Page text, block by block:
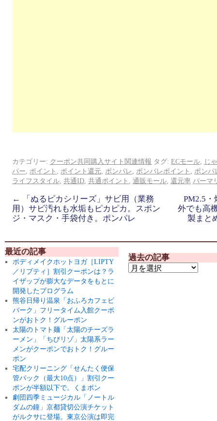
カテゴリー: クーポン共同購入サイト関連情報 タグ: ECモール
じ
パー
ポイント ポイント還元 ポンパレ ポンパレポイント
ポンパ
ライフスタイル 共通ID 共通ポイント 通販モール 還元率 パーマ
←
「ぬるピカシリーズ」サビ用（業務
用）サビ汚れも水垢もピカピカ。スポン
ジ・マスク・手袋付き。ポンパレ
PM2.5
外でも高
製まと
最近の記事
ボディメイクホットヨガ［LIPTY
／リプティ］割引クーポンは？ラ
イザップが膨大なデータをもとに
開発したプログラム
熊谷日帰り温泉「おふろカフェビ
バーク」フリータイム入館クーポ
ンがおトク！グルーポン
太陽のトマト麺「太陽のチーズラ
ーメン」「ちびリゾ」太陽系ラー
メンがクーポンでおトク！グルー
ポン
宅配クリーニング「せんたく便保
管パック（最大10点）」割引クー
ポンが半額以下で。くまポン
劇団四季ミュージカル「ノートル
ダムの鐘」京都貸切公演チケット
がルクサに登場。東京公演は即完
過去の記事